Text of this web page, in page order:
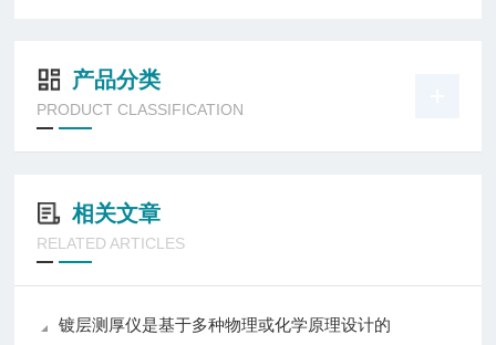
产品分类
PRODUCT CLASSIFICATION
相关文章
RELATED ARTICLES
镀层测厚仪是基于多种物理或化学原理设计的